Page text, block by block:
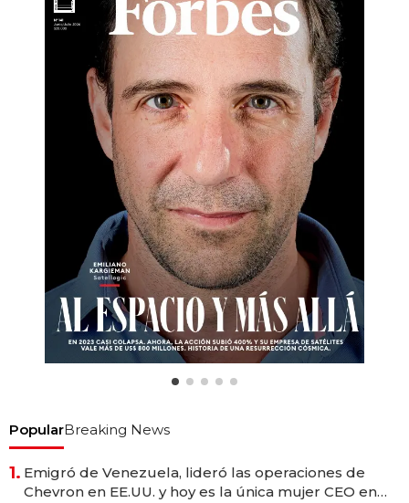
PopularBreaking News
1. Emigró de Venezuela, lideró las operaciones de
Chevron en EE.UU. y hoy es la única mujer CEO en